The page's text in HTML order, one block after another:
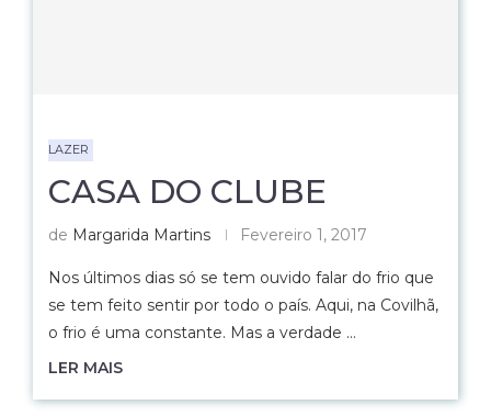
LAZER
CASA DO CLUBE
de Margarida Martins Fevereiro 1, 2017
Nos últimos dias só se tem ouvido falar do frio que
se tem feito sentir por todo o país. Aqui, na Covilhã,
o frio é uma constante. Mas a verdade …
LER MAIS